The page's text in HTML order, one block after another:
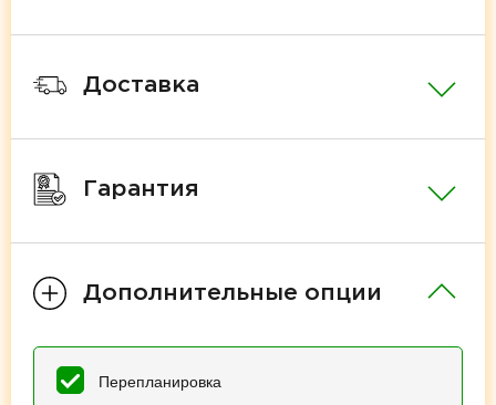
Доставка
Гарантия
Дополнительные опции
Перепланировка